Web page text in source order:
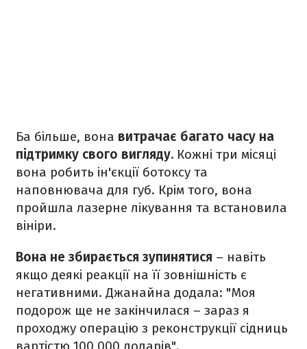
Ба більше, вона витрачає багато часу на
підтримку свого вигляду. Кожні три місяці
вона робить ін'єкції ботоксу та
наповнювача для губ. Крім того, вона
пройшла лазерне лікування та встановила
вініри.
Вона не збирається зупинятися – навіть
якщо деякі реакції на її зовнішність є
негативними. Джанайна додала: "Моя
подорож ще не закінчилася – зараз я
проходжу операцію з реконструкції сідниць
вартістю 100 000 доларів".